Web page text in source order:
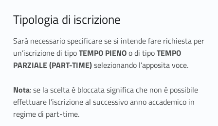
i
o
n
e
p
Tipologia di iscrizione
Sarà necessario specificare se si intende fare richiesta per
un’iscrizione di tipoTEMPO PIENOo di tipoTEMPO
PARZIALE (PART-TIME)selezionando l’apposita voce.
Nota: se la scelta è bloccata significa che non è possibile
effettuare l’iscrizione al successivo anno accademico in
regime di part-time.